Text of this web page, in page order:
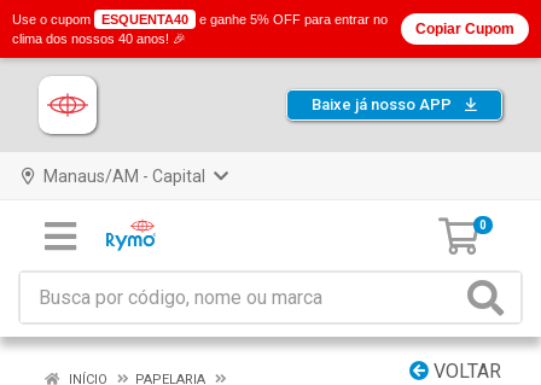
Baixe já nosso APP
Manaus/AM - Capital
0
VOLTAR
INÍCIO
PAPELARIA
Use o cupom ESQUENTA40
e ganhe 5% OFF para entrar no
clima dos nossos 40 anos! 🎉
Copiar Cupom